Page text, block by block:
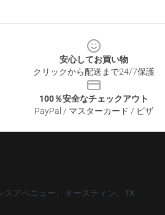
安心してお買い物
クリックから配送まで24/7保護
100％安全なチェックアウト
PayPal / マスターカード / ビザ
スアベニュー、オースティン、TX